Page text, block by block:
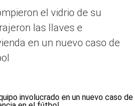
el vidrio de su
las llaves e
en un nuevo caso de